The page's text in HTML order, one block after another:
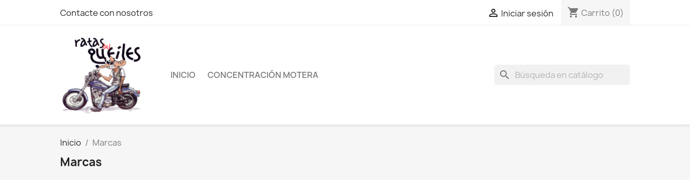
Contacte con nosotros  Iniciar sesión shopping_cart Carrito (0)
INICIO CONCENTRACIÓN MOTERA search
Inicio Marcas
Marcas